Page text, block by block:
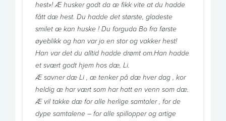
hest»! Æ husker godt da æ fikk vite at du hadde
fått dæ hest. Du hadde det største, gladeste
smilet æ kan huske ! Du forguda Bo fra første
øyeblikk og han var jo en stor og vakker hest!
Han var det du alltid hadde drømt om.Han hadde
et svært godt hjem hos dæ, Li.
Æ savner dæ Li , æ tenker på dæ hver dag , kor
heldig æ har vært som har hatt en venn som dæ.
Æ vil takke dæ for alle herlige samtaler , for de
dype samtalene – for alle spillopper og artige